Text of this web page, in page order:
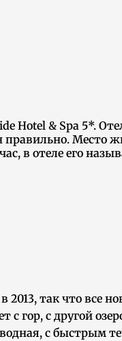
Hotel & Spa 5*.
Место
в отеле его
так что все
с другой
с быстрым